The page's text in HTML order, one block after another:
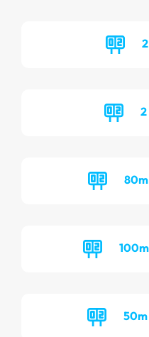
80m
50m